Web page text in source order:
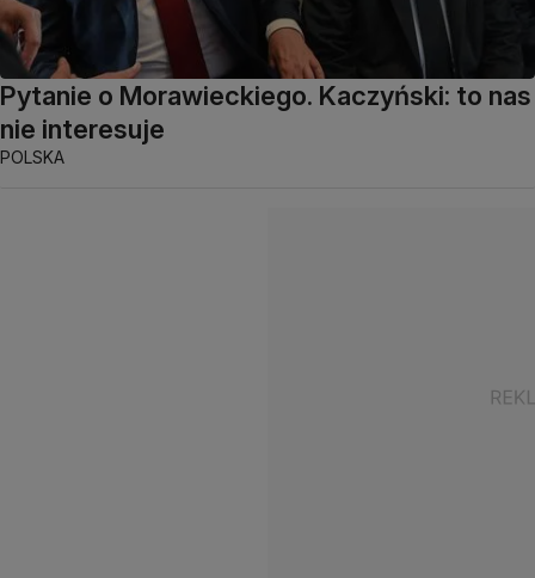
Pytanie o Morawieckiego. Kaczyński: to nas
nie interesuje
POLSKA